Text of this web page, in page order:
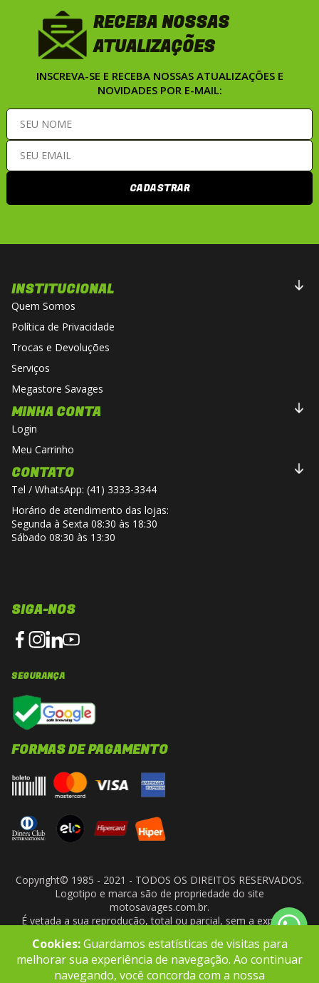
RECEBA NOSSAS
ATUALIZAÇÕES
INSCREVA-SE E RECEBA NOSSAS ATUALIZAÇÕES E
NOVIDADES POR E-MAIL:
CADASTRAR
INSTITUCIONAL
Quem Somos
Política de Privacidade
Trocas e Devoluções
Serviços
Megastore Savages
MINHA CONTA
Login
Meu Carrinho
CONTATO
Tel / WhatsApp: (41) 3333-3344
Horário de atendimento das lojas:
Segunda à Sexta 08:30 às 18:30
Sábado 08:30 às 13:30
SIGA-NOS
SEGURANÇA
FORMAS DE PAGAMENTO
Copyright© 1985 - 2021 - TODOS OS DIREITOS RESERVADOS.
Logotipo e marca são de propriedade do site
motosavages.com.br.
É vetada a sua reprodução, total ou parcial, sem a expressa
- CNPJ: 10.927.924/0001-91
Cookies:Guardamos estatísticas de visitas para
melhorar sua experiência de navegação. Ao continuar
navegando, você concorda com a nossa